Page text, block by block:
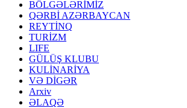
BÖLGƏLƏRİMİZ
QƏRBİ AZƏRBAYCAN
REYTİNQ
TURİZM
LIFE
GÜLÜŞ KLUBU
KULİNARİYA
VƏ DİGƏR
Arxiv
ƏLAQƏ